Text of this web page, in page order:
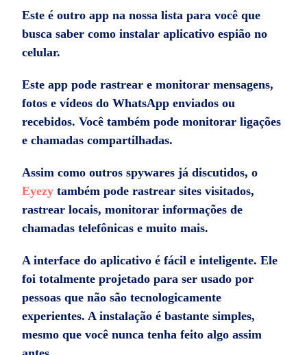
Este é outro app na nossa lista para você que
busca saber como instalar aplicativo espião no
celular.
Este app pode rastrear e monitorar mensagens,
fotos e vídeos do WhatsApp enviados ou
recebidos. Você também pode monitorar ligações
e chamadas compartilhadas.
Assim como outros spywares já discutidos, o
Eyezy também pode rastrear sites visitados,
rastrear locais, monitorar informações de
chamadas telefônicas e muito mais.
A interface do aplicativo é fácil e inteligente. Ele
foi totalmente projetado para ser usado por
pessoas que não são tecnologicamente
experientes. A instalação é bastante simples,
mesmo que você nunca tenha feito algo assim